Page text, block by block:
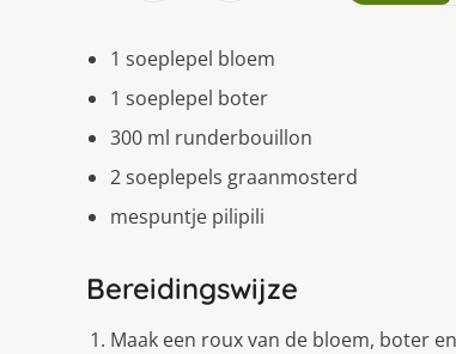
1 soeplepel bloem
1 soeplepel boter
300 ml runderbouillon
2 soeplepels graanmosterd
mespuntje pilipili
Bereidingswijze
Maak een roux van de bloem, boter